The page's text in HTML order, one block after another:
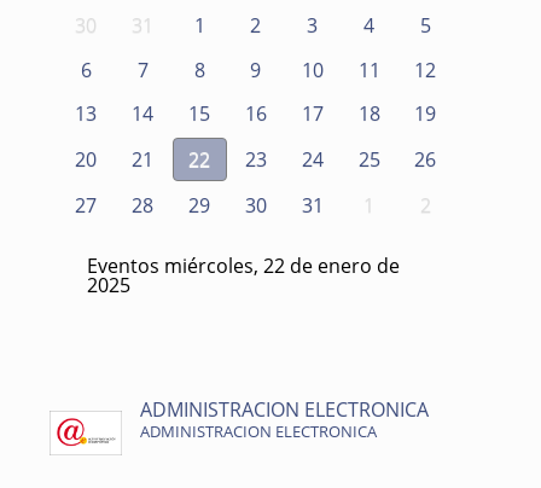
30 31 1 2 3 4
5
6
7 8 9 10 11
12
13
14 15 16 17 18
19
20
21 22 23 24 25
26
27
28 29 30 31 1 2
Eventos miércoles, 22 de enero de
2025
ADMINISTRACION ELECTRONICA
ADMINISTRACION ELECTRONICA